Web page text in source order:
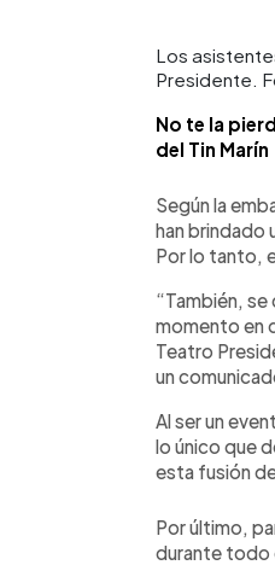
Los
Presidente.
No te la
del Tin Marín
Según la
han brindado
Por lo tanto,
“También,
momento en
Teatro
un
Al ser un
lo único que
esta fusión
Por último,
durante todo